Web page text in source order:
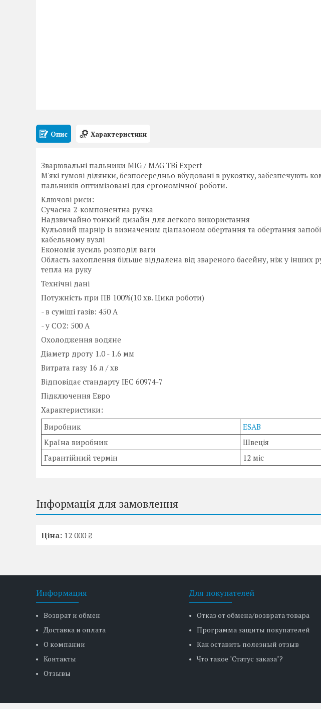
Опис Характеристики
Зварювальні пальники MIG / MAG TBi Expert
М'які гумові ділянки, безпосередньо вбудовані в рукоятку, забезпечують
пальників оптимізовані для ергономічної роботи.
Ключові риси:
Сучасна 2-компонентна ручка
Надзвичайно тонкий дизайн для легкого використання
Кульовий шарнір із визначеним діапазоном обертання та обертання
кабельному вузлі
Економія зусиль розподіл ваги
Область захоплення більше віддалена від звареного басейну, ніж у інших
тепла на руку
Технічні дані
Потужність при ПВ 100%(10 хв. Цикл роботи)
- в суміші газів: 450 A
- у CO2: 500 A
Охолодження водяне
Діаметр дроту 1.0 - 1.6 мм
Витрата газу 16 л / хв
Відповідає стандарту IEC 60974-7
Підключення Евро
Характеристики:
Виробник
ESAB
Країна виробник
Швеція
Гарантійний термін
12 міс
Інформація для замовлення
Ціна: 12 000 ₴
Информация
Возврат и обмен
Доставка и оплата
О компании
Контакты
Отзывы
Для покупателей
Отказ от обмена/возврата товара
Программа защиты покупателей
Как оставить полезный отзыв
Что такое "Статус заказа"?